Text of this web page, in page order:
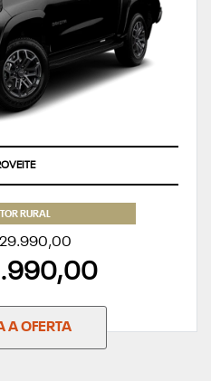
RURAL
A OFERTA